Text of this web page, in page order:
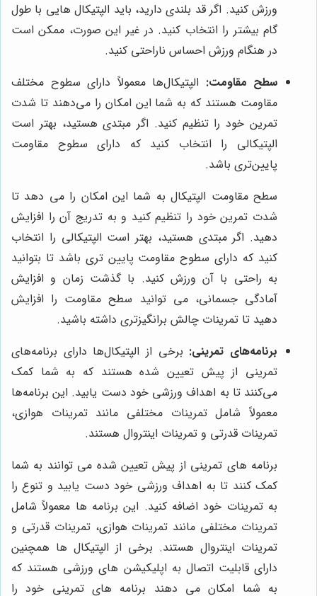
ورزش کنید. اگر قد بلندی دارید، باید الپتیکال هایی با طول
گام بیشتر را انتخاب کنید. در غیر این صورت، ممکن است
در هنگام ورزش احساس ناراحتی کنید.
سطح مقاومت: الپتیکال‌ها معمولاً دارای سطوح مختلف
مقاومت هستند که به شما این امکان را می‌دهند تا شدت
تمرین خود را تنظیم کنید. اگر مبتدی هستید، بهتر است
الپتیکالی را انتخاب کنید که دارای سطوح مقاومت
پایین‌تری باشد.
سطح مقاومت الپتیکال به شما این امکان را می دهد تا
شدت تمرین خود را تنظیم کنید و به تدریج آن را افزایش
دهید. اگر مبتدی هستید، بهتر است الپتیکالی را انتخاب
کنید که دارای سطوح مقاومت پایین تری باشد تا بتوانید
به راحتی با آن ورزش کنید. با گذشت زمان و افزایش
آمادگی جسمانی، می توانید سطح مقاومت را افزایش
دهید تا تمرینات چالش برانگیزتری داشته باشید.
برنامه‌های تمرینی: برخی از الپتیکال‌ها دارای برنامه‌های
تمرینی از پیش تعیین شده هستند که به شما کمک
می‌کنند تا به اهداف ورزشی خود دست یابید. این برنامه‌ها
معمولاً شامل تمرینات مختلفی مانند تمرینات هوازی،
تمرینات قدرتی و تمرینات اینتروال هستند.
برنامه های تمرینی از پیش تعیین شده می توانند به شما
کمک کنند تا به اهداف ورزشی خود دست یابید و تنوع را
به تمرینات خود اضافه کنید. این برنامه ها معمولاً شامل
تمرینات مختلفی مانند تمرینات هوازی، تمرینات قدرتی و
تمرینات اینتروال هستند. برخی از الپتیکال ها همچنین
دارای قابلیت اتصال به اپلیکیشن های ورزشی هستند که
به شما امکان می دهند برنامه های تمرینی خود را